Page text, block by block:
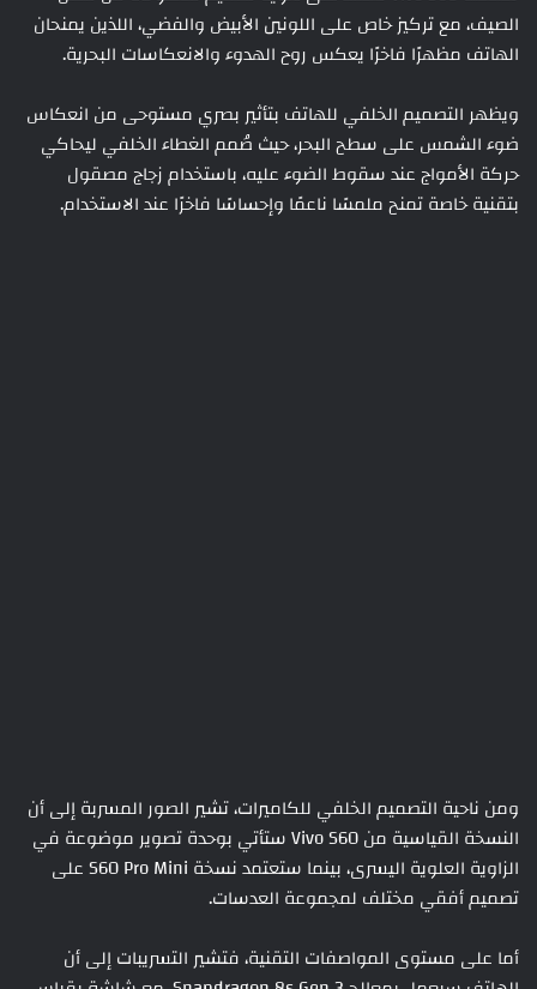
الصيف، مع تركيز خاص على اللونين الأبيض والفضي، اللذين يمنحان
الهاتف مظهرًا فاخرًا يعكس روح الهدوء والانعكاسات البحرية.
ويظهر التصميم الخلفي للهاتف بتأثير بصري مستوحى من انعكاس
ضوء الشمس على سطح البحر، حيث صُمم الغطاء الخلفي ليحاكي
حركة الأمواج عند سقوط الضوء عليه، باستخدام زجاج مصقول
بتقنية خاصة تمنح ملمسًا ناعمًا وإحساسًا فاخرًا عند الاستخدام.
ومن ناحية التصميم الخلفي للكاميرات، تشير الصور المسربة إلى أن
النسخة القياسية من Vivo S60 ستأتي بوحدة تصوير موضوعة في
الزاوية العلوية اليسرى، بينما ستعتمد نسخة S60 Pro Mini على
تصميم أفقي مختلف لمجموعة العدسات.
أما على مستوى المواصفات التقنية، فتشير التسريبات إلى أن